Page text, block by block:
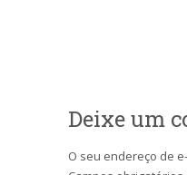
Deixe um
O seu endereço de